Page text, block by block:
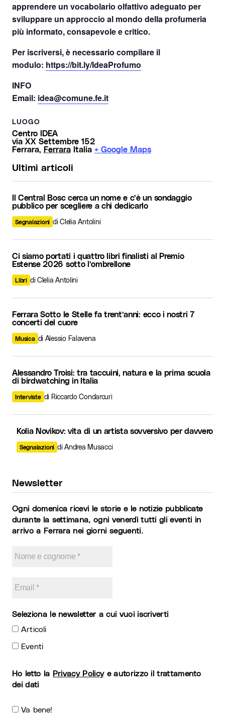
apprendere un vocabolario olfattivo adeguato per
sviluppare un approccio al mondo della profumeria
più informato, consapevole e critico.
Per iscriversi, è necessario compilare il
modulo: https://bit.ly/IdeaProfumo
INFO
Email: idea@comune.fe.it
LUOGO
Centro IDEA
via XX Settembre 152
Ferrara, Ferrara Italia + Google Maps
Ultimi articoli
Il Central Bosc cerca un nome e c’è un sondaggio
pubblico per scegliere a chi dedicarlo
Segnalazioni di Clelia Antolini
Ci siamo portati i quattro libri finalisti al Premio
Estense 2026 sotto l’ombrellone
Libri di Clelia Antolini
Ferrara Sotto le Stelle fa trent’anni: ecco i nostri 7
concerti del cuore
Musica di Alessio Falavena
Alessandro Troisi: tra taccuini, natura e la prima scuola
di birdwatching in Italia
Interviste di Riccardo Condarcuri
Kolia Novikov: vita di un artista sovversivo per davvero
Segnalazioni di Andrea Musacci
Newsletter
Ogni domenica ricevi le storie e le notizie pubblicate
durante la settimana, ogni venerdì tutti gli eventi in
arrivo a Ferrara nei giorni seguenti.
Seleziona le newsletter a cui vuoi iscriverti
Articoli
Eventi
Ho letto la Privacy Policye autorizzo il trattamento
dei dati
Va bene!